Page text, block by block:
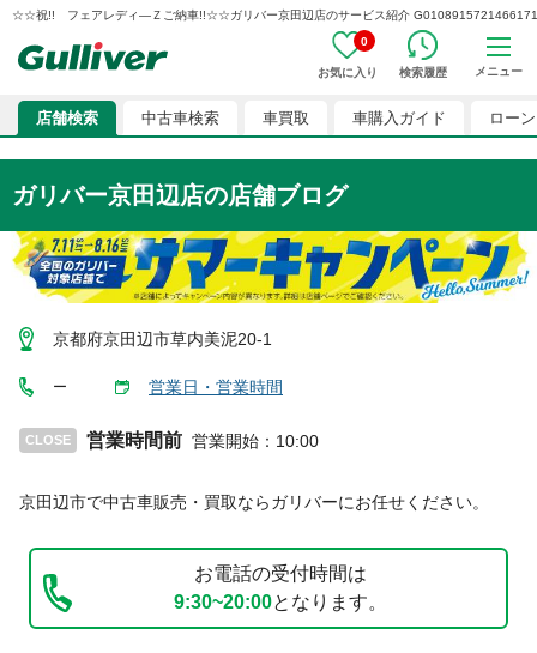
☆☆祝!! フェアレディ―Ｚご納車!!☆☆ガリバー京田辺店のサービス紹介
0
お気に入り 検索履歴 メニュー
店舗検索 中古車検索 車買取 車購入ガイド ローン
ガリバー京田辺店の店舗ブログ
京都府京田辺市草内美泥20-1
ー 営業日・営業時間
CLOSE 営業時間前 営業開始 ： 10:00
京田辺市で中古車販売・買取ならガリバーにお任せください。
お電話の受付時間は
9:30~20:00となります。